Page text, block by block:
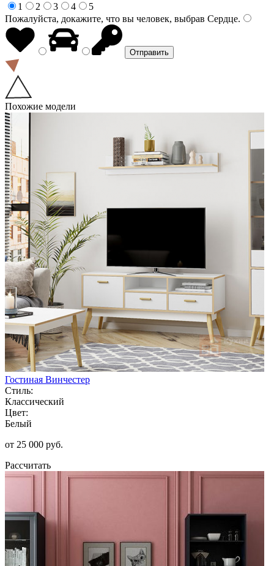
1
2 3 4
5
Пожалуйста, докажите, что вы человек, выбрав Сердце.
Похожие модели
Гостиная Винчестер
Стиль:
Классический
Цвет:
Белый
от 25 000 руб.
Рассчитать